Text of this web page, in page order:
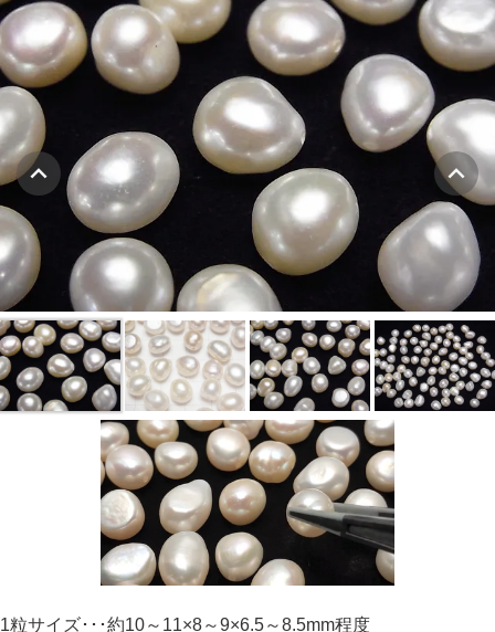
1粒サイズ･･･約10～11×8～9×6.5～8.5mm程度